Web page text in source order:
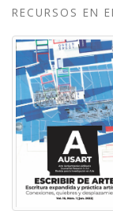
RECURSOS EN